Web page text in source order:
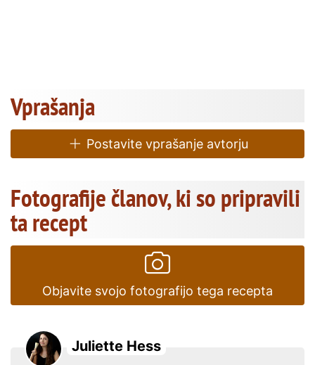
Vprašanja
Postavite vprašanje avtorju
Fotografije članov, ki so pripravili
ta recept
Objavite svojo fotografijo tega recepta
Juliette Hess